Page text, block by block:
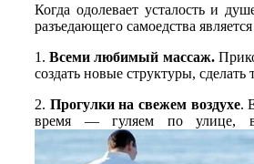
Когда одолевает усталость и
разъедающего самоедства
1.Всеми любимый массаж.
создать новые структуры,
2. Прогулки на свежем воздухе.
время — гуляем по улице,